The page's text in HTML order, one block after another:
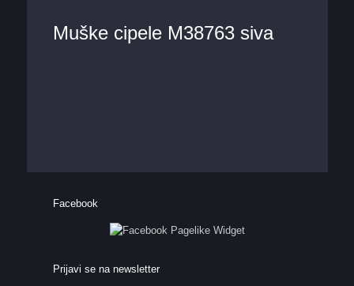
Muške cipele M38763 siva
Facebook
Prijavi se na newsletter